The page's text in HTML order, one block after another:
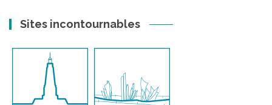
Sites incontournables